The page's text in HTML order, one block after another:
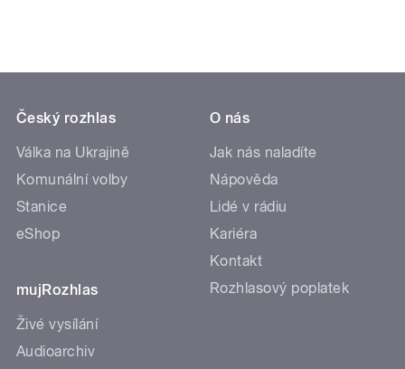
Český rozhlas
Válka na Ukrajině
Komunální volby
Stanice
eShop
mujRozhlas
Živé vysílání
Audioarchiv
O nás
Jak nás naladíte
Nápověda
Lidé v rádiu
Kariéra
Kontakt
Rozhlasový poplatek